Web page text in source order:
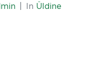
In Üldine